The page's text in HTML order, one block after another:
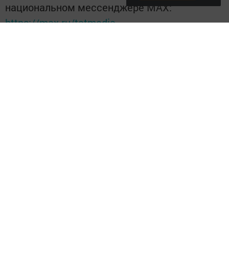
национальном мессенджере MАХ:
https://max.ru/tatmedia